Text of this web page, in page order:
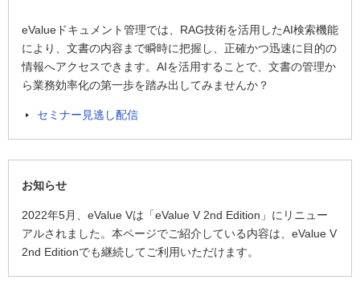
eValueドキュメント管理では、RAG技術を活用したAI検索機能
により、文書の内容まで瞬時に把握し、正確かつ迅速に目的の
情報へアクセスできます。AIを活用することで、文書の管理か
ら業務効率化の第一歩を踏み出してみませんか？
セミナー見逃し配信
お知らせ
2022年5月、eValue Vは「eValue V 2nd Edition」にリニュー
アルされました。本ページでご紹介している内容は、eValue V
2nd Editionでも継続してご利用いただけます。